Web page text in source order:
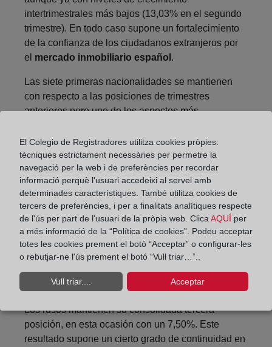
intertrimestrales más bajos (13,03% en el segundo
trimestre). En todo caso supone un fortalecimiento
de la confianza de los ciudadanos extranjeros por
el mercado inmobiliario español .
Las siete primeras nacionalidades se mantienen
con respecto a las posiciones de trimestres
anteriores pero uno de los aspectos más
nacionalidad que históricamente ha encabezado la
clasificación, como son los británicos, que alcanzan
el 18,06% del total de compras de vivienda por
extranjeros, superando ampliamente el 15,77% del
pasado trimestre, así como los resultados
alcanzados en trimestres precedentes. La segunda
posición la mantienen franceses con un 10,48%,
también mejorando los resultados segundo
trimestre (10,11%), aunque por debajo de los del
primer trimestre (11,37%). En todo caso, no muy
lejos de sus habituales cifras, por encima del 10%.
Los rusos mantienen su consolidada tercera
posición, en esta ocasión con un 7,50%. Este
resultado supone un cierto grado de continuidad en
El Colegio de Registradores utilitza cookies pròpies:
tècniques estrictament necessàries per permetre la
navegació per la web i de preferències per recordar
informació perquè l'usuari accedeixi al servei amb
determinades característiques. També utilitza cookies de
tercers de preferències, i per a finalitats analítiques respecte
de l'ús per part de l'usuari de la pròpia web. ClicaAQUÍ per
a més informació de la “Política de cookies”. Podeu acceptar
totes les cookies prement el botó “Acceptar” o configurar-les
o rebutjar-ne l'ús prement el botó “Vull triar…”..
Vull triar.... Acceptar